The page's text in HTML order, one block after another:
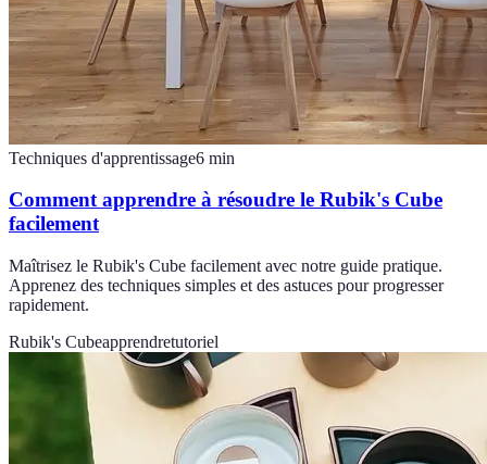
Techniques d'apprentissage6 min
Comment apprendre à résoudre le Rubik's Cube
facilement
Maîtrisez le Rubik's Cube facilement avec notre guide pratique.
Apprenez des techniques simples et des astuces pour progresser
rapidement.
Rubik's Cubeapprendretutoriel